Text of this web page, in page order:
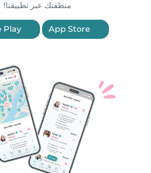
منطقتك عبر تطبيقنا!